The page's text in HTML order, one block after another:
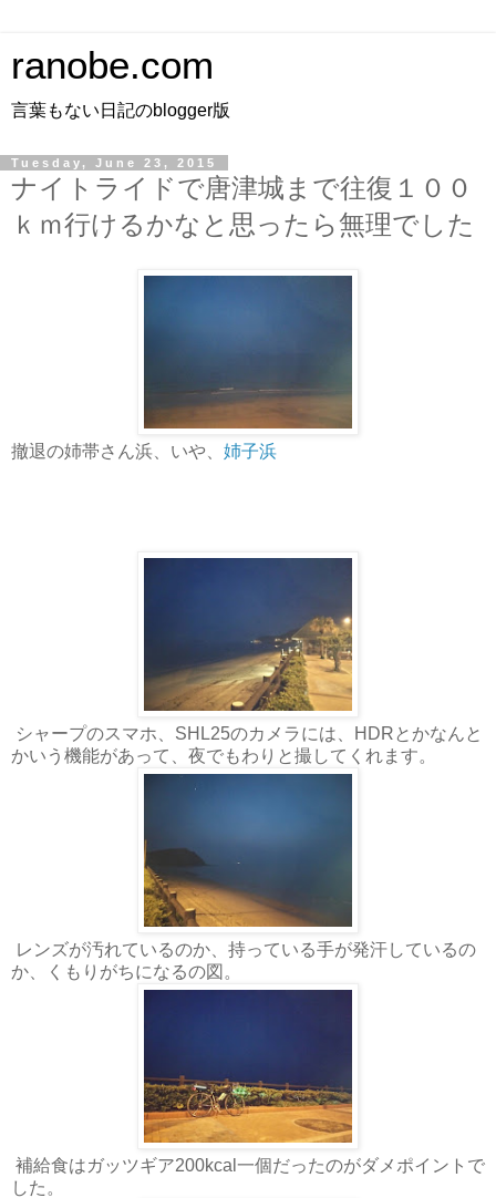
ranobe.com
言葉もない日記のblogger版
Tuesday, June 23, 2015
ナイトライドで唐津城まで往復１００
ｋｍ行けるかなと思ったら無理でした
撤退の姉帯さん浜、いや、 姉子浜
シャープのスマホ、SHL25のカメラには、HDRとかなんと
かいう機能があって、夜でもわりと撮してくれます。
レンズが汚れているのか、持っている手が発汗しているの
か、くもりがちになるの図。
補給食はガッツギア200kcal一個だったのがダメポイントで
した。